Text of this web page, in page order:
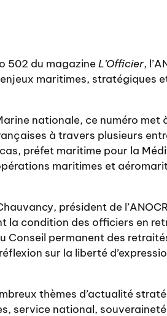
502 du magazineL’Officier,
maritimes, stratégiques
nationale, ce numéro met
à travers plusieurs
préfet maritime pour la
maritimes et
président de
la condition des officiers en
Conseil permanent des
sur la liberté
thèmes d’actualité
service national,